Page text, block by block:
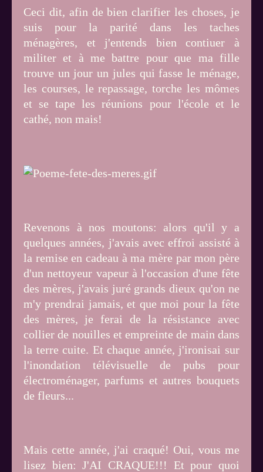
Ceci dit, afin de bien clarifier les choses, je
suis pour la parité dans les taches
ménagères, et j'entends bien contiuer à
militer et à me battre pour que ma fille
trouve un jour un jules qui fasse le ménage,
les courses, le repassage, torche les mômes
et se tape les réunions pour l'école et le
cathé, non mais!
Revenons à nos moutons: alors qu'il y a
quelques années, j'avais avec effroi assisté à
la remise en cadeau à ma mère par mon père
d'un nettoyeur vapeur à l'occasion d'une fête
des mères, j'avais juré grands dieux qu'on ne
m'y prendrai jamais, et que moi pour la fête
des mères, je ferai de la résistance avec
collier de nouilles et empreinte de main dans
la terre cuite. Et chaque année, j'ironisai sur
l'inondation télévisuelle de pubs pour
électroménager, parfums et autres bouquets
de fleurs...
Mais cette année, j'ai craqué! Oui, vous me
lisez bien: J'AI CRAQUE!!! Et pour quoi